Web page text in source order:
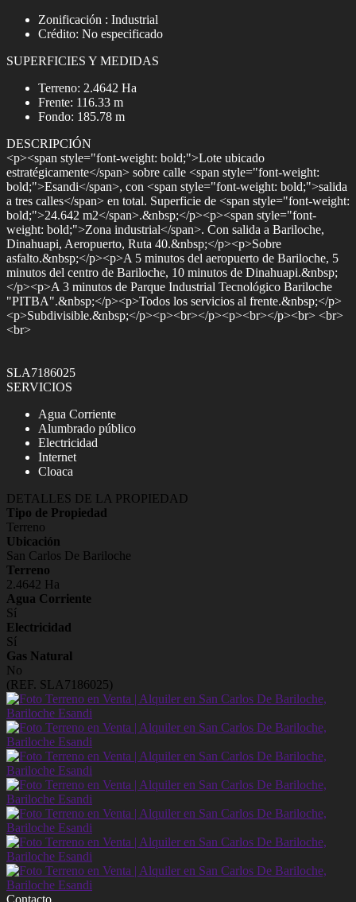
Zonificación : Industrial
Crédito: No especificado
SUPERFICIES Y MEDIDAS
Terreno: 2.4642 Ha
Frente: 116.33 m
Fondo: 185.78 m
DESCRIPCIÓN
<p><span style="font-weight: bold;">Lote ubicado
estratégicamente</span> sobre calle <span style="font-weight:
bold;">Esandi</span>, con <span style="font-weight: bold;">salida
a tres calles</span> en total. Superficie de <span style="font-weight:
bold;">24.642 m2</span>.&nbsp;</p><p><span style="font-
weight: bold;">Zona industrial</span>. Con salida a Bariloche,
Dinahuapi, Aeropuerto, Ruta 40.&nbsp;</p><p>Sobre
asfalto.&nbsp;</p><p>A 5 minutos del aeropuerto de Bariloche, 5
minutos del centro de Bariloche, 10 minutos de Dinahuapi.&nbsp;
</p><p>A 3 minutos de Parque Industrial Tecnológico Bariloche
"PITBA".&nbsp;</p><p>Todos los servicios al frente.&nbsp;</p>
<p>Subdivisible.&nbsp;</p><p><br></p><p><br></p><br> <br>
<br>
SLA7186025
SERVICIOS
Agua Corriente
Alumbrado público
Electricidad
Internet
Cloaca
DETALLES DE LA PROPIEDAD
Tipo de Propiedad
Terreno
Ubicación
San Carlos De Bariloche
Terreno
2.4642 Ha
Agua Corriente
Sí
Electricidad
Sí
Gas Natural
No
(REF. SLA7186025)
Contacto